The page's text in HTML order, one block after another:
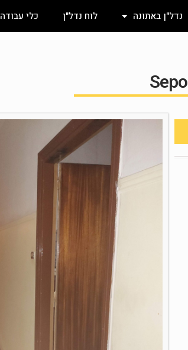
נדל"ן באתונה לוח נדל"ן כלי עבודה